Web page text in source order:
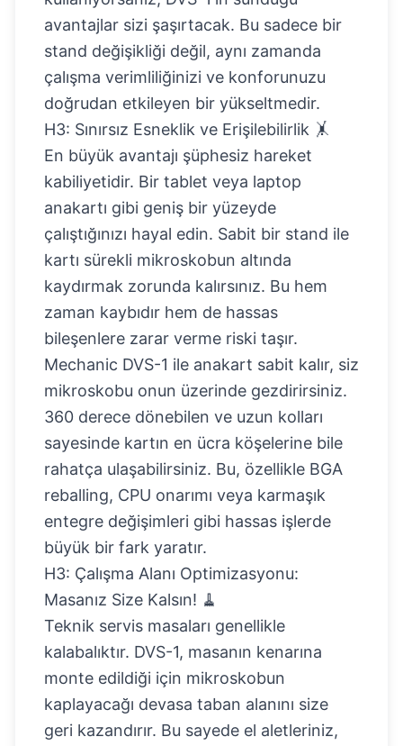
avantajlar sizi şaşırtacak. Bu sadece bir
stand değişikliği değil, aynı zamanda
çalışma verimliliğinizi ve konforunuzu
doğrudan etkileyen bir yükseltmedir.
H3: Sınırsız Esneklik ve Erişilebilirlik 🤸
En büyük avantajı şüphesiz hareket
kabiliyetidir. Bir tablet veya laptop
anakartı gibi geniş bir yüzeyde
çalıştığınızı hayal edin. Sabit bir stand ile
kartı sürekli mikroskobun altında
kaydırmak zorunda kalırsınız. Bu hem
zaman kaybıdır hem de hassas
bileşenlere zarar verme riski taşır.
Mechanic DVS-1 ile anakart sabit kalır, siz
mikroskobu onun üzerinde gezdirirsiniz.
360 derece dönebilen ve uzun kolları
sayesinde kartın en ücra köşelerine bile
rahatça ulaşabilirsiniz. Bu, özellikle BGA
reballing, CPU onarımı veya karmaşık
entegre değişimleri gibi hassas işlerde
büyük bir fark yaratır.
H3: Çalışma Alanı Optimizasyonu:
Masanız Size Kalsın! 🧹
Teknik servis masaları genellikle
kalabalıktır. DVS-1, masanın kenarına
monte edildiği için mikroskobun
kaplayacağı devasa taban alanını size
geri kazandırır. Bu sayede el aletleriniz,